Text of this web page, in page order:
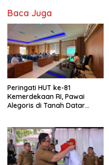
Baca Juga
Peringati HUT ke-81
Kemerdekaan RI, Pawai
Alegoris di Tanah Datar